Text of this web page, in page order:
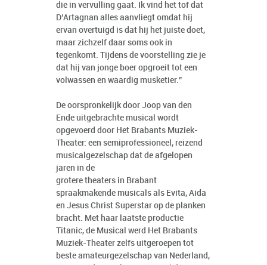
die in vervulling gaat. Ik vind het tof dat
D’Artagnan alles aanvliegt omdat hij
ervan overtuigd is dat hij het juiste doet,
maar zichzelf daar soms ook in
tegenkomt. Tijdens de voorstelling zie je
dat hij van jonge boer opgroeit tot een
volwassen en waardig musketier.”
De oorspronkelijk door Joop van den
Ende uitgebrachte musical wordt
opgevoerd door Het Brabants Muziek-
Theater: een semiprofessioneel, reizend
musicalgezelschap dat de afgelopen
jaren in de
grotere theaters in Brabant
spraakmakende musicals als Evita, Aida
en Jesus Christ Superstar op de planken
bracht. Met haar laatste productie
Titanic, de Musical werd Het Brabants
Muziek-Theater zelfs uitgeroepen tot
beste amateurgezelschap van Nederland,